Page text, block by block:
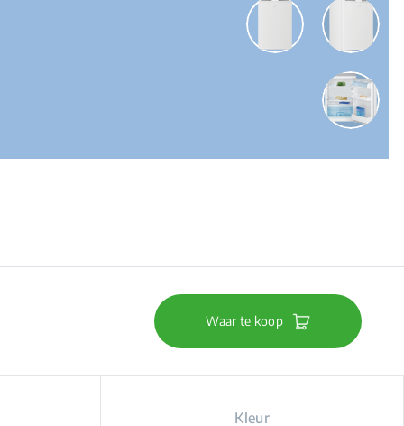
Waar te koop
Kleur